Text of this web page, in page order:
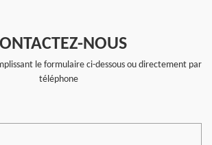
NOUS
le formulaire ci-dessous ou directement par
téléphone